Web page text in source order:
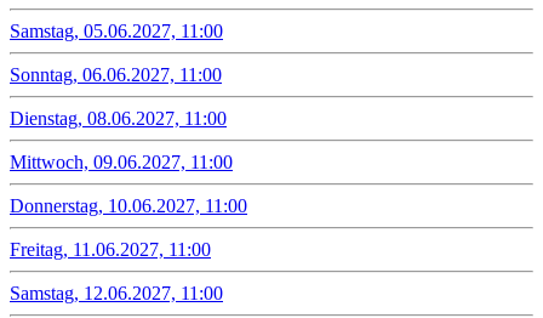
Samstag, 05.06.2027, 11:00
Sonntag, 06.06.2027, 11:00
Dienstag, 08.06.2027, 11:00
Mittwoch, 09.06.2027, 11:00
Donnerstag, 10.06.2027, 11:00
Freitag, 11.06.2027, 11:00
Samstag, 12.06.2027, 11:00